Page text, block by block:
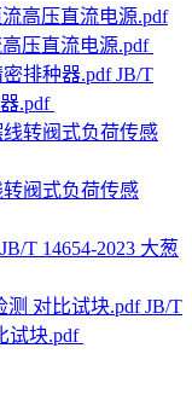
高压直流电源.pdf
JB/T
.pdf
转阀式负荷传感
JB/T 14654-2023 大葱
JB/T
试块.pdf